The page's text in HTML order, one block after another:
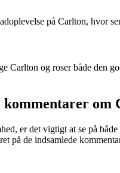
på Carlton, hvor
Carlton og roser både den
om
er det vigtigt at se på
på de indsamlede